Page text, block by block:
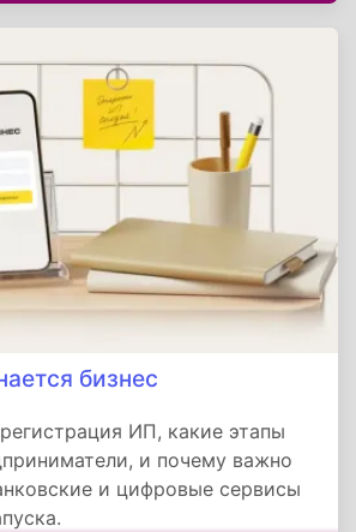
организация Игр
времени удалось вполне
известных выходцев
яркую карьеру на военном,
поприще, внесшим свой вклад
сферы того времени.
бизнес
ИП, какие этапы
и почему важно
и цифровые сервисы